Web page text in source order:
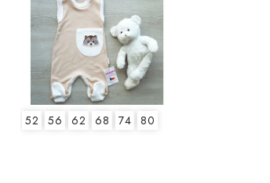
52 56 62 68 74 80